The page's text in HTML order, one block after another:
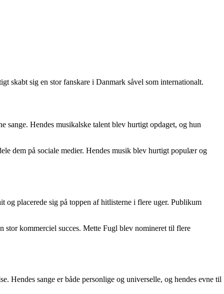
skabt sig en stor fanskare i Danmark såvel som internationalt.
sange. Hendes musikalske talent blev hurtigt opdaget, og hun
dem på sociale medier. Hendes musik blev hurtigt populær og
og placerede sig på toppen af hitlisterne i flere uger. Publikum
stor kommerciel succes. Mette Fugl blev nomineret til flere
Hendes sange er både personlige og universelle, og hendes evne til